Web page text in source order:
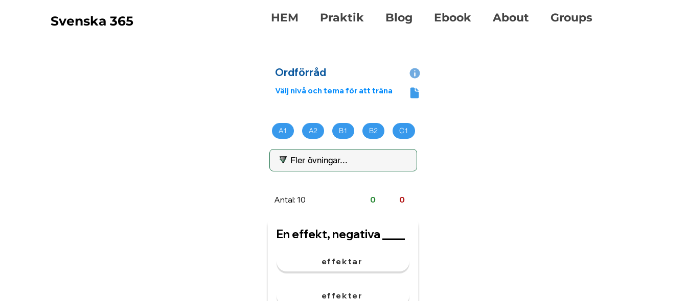
Svenska 365 HEM Praktik Blog Ebook About Groups
Ordförråd
Välj nivå och tema för att träna
A1 A2 B1 B2 C1
Antal: 10 0 0
En effekt, negativa ____
effektar
effekter